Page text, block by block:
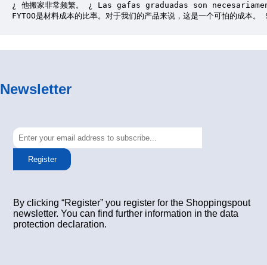
¿ 他搬家非常频繁。 ¿ Las gafas graduadas son
FYTOO是材料成本的比率。对于我们的产品来说，这是一个可怕的成本
Newsletter
Register
By clicking “Register” you register for the Shoppingspout
newsletter. You can find further information in the data
protection declaration.